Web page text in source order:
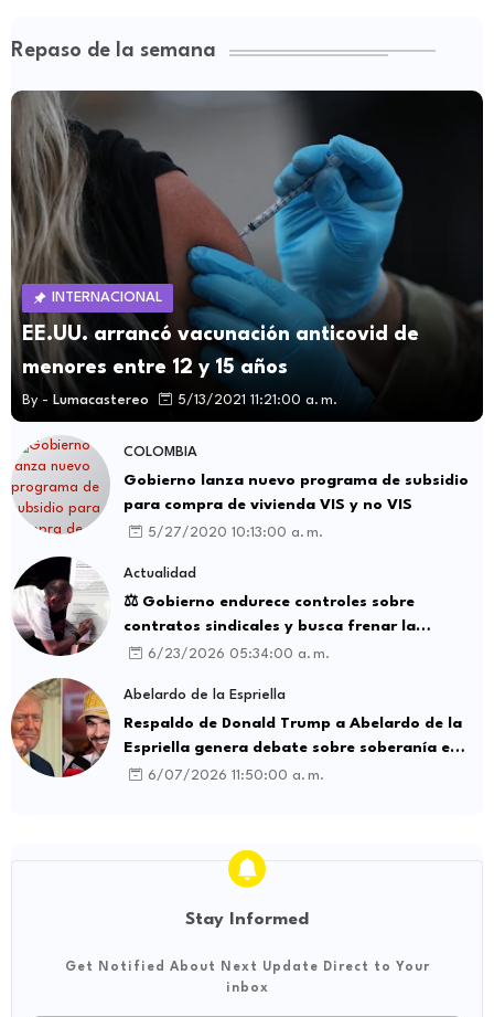
Repaso de la semana
INTERNACIONAL
EE.UU. arrancó vacunación anticovid de
menores entre 12 y 15 años
By - Lumacastereo 5/13/2021 11:21:00 a. m.
COLOMBIA
Gobierno lanza nuevo programa de subsidio
para compra de vivienda VIS y no VIS
5/27/2020 10:13:00 a. m.
Actualidad
⚖️ Gobierno endurece controles sobre
contratos sindicales y busca frenar la
intermediación laboral ilegal
6/23/2026 05:34:00 a. m.
Abelardo de la Espriella
Respaldo de Donald Trump a Abelardo de la
Espriella genera debate sobre soberanía e
influencia internacional
6/07/2026 11:50:00 a. m.
Stay Informed
Get Notified About Next Update Direct to Your
inbox